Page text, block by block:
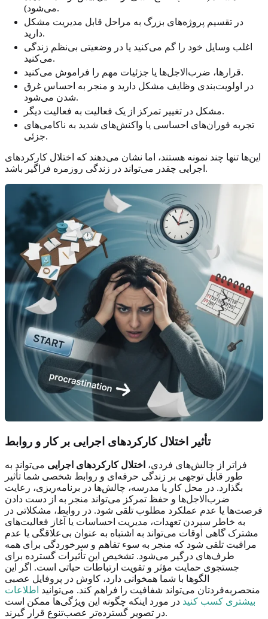
می‌شود).
در تقسیم پروژه‌های بزرگ به مراحل قابل مدیریت مشکل
دارید.
اغلب وسایل خود را گم می‌کنید یا در وضعیتی بی‌نظم زندگی
می‌کنید.
قرارها، ضرب‌الاجل‌ها یا جزئیات مهم را فراموش می‌کنید.
در اولویت‌بندی وظایف مشکل دارید و منجر به احساس غرق
شدن می‌شود.
مشکل در تغییر تمرکز از یک فعالیت به فعالیت دیگر.
تجربه فوران‌های احساسی یا واکنش‌های شدید به ناکامی‌های
جزئی.
این‌ها تنها چند نمونه هستند، اما نشان می‌دهند که اختلال کارکردهای
اجرایی چقدر می‌تواند در زندگی روزمره فراگیر باشد.
تأثیر اختلال کارکردهای اجرایی بر کار و روابط
فراتر از چالش‌های فردی، اختلال کارکردهای اجرایی می‌تواند به
طور قابل توجهی بر زندگی حرفه‌ای و روابط شخصی شما تأثیر
بگذارد. در محل کار یا مدرسه، چالش‌ها در برنامه‌ریزی، رعایت
ضرب‌الاجل‌ها و حفظ تمرکز می‌تواند منجر به از دست دادن
فرصت‌ها یا عدم عملکرد مطلوب تلقی شود. در روابط، مشکلاتی در
به خاطر سپردن تعهدات، مدیریت احساسات یا آغاز فعالیت‌های
مشترک گاهی اوقات می‌تواند به اشتباه به عنوان بی‌علاقگی یا عدم
مراقبت تلقی شود که منجر به سوء تفاهم و سرخوردگی برای همه
طرف‌های درگیر می‌شود. تشخیص این تأثیرات گسترده برای
جستجوی حمایت مؤثر و تقویت ارتباطات حیاتی است. اگر این
الگوها با شما همخوانی دارد، کاوش در پروفایل عصبی
منحصربه‌فردتان می‌تواند شفافیت را فراهم کند. می‌توانید اطلاعات
بیشتری کسب کنید در مورد اینکه چگونه این ویژگی‌ها ممکن است
در تصویر گسترده‌تر عصب‌تنوع قرار گیرند.